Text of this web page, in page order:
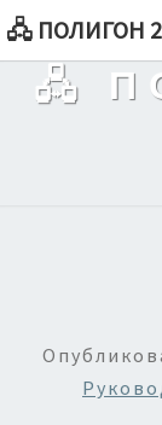
🖧 ПОЛИГОН
🖧